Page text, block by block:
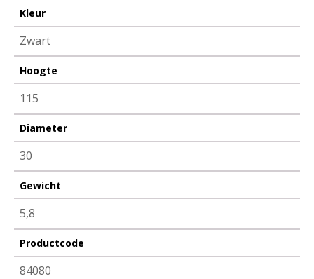
Kleur
Zwart
Hoogte
115
Diameter
30
Gewicht
5,8
Productcode
84080